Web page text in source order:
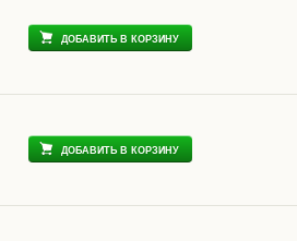
ДОБАВИТЬ В КОРЗИНУ
ДОБАВИТЬ В КОРЗИНУ